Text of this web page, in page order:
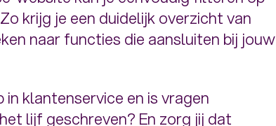
krijg je een duidelijk overzicht van
naar functies die aansluiten bij jouw
klantenservice en is vragen
lijf geschreven? En zorg jij dat